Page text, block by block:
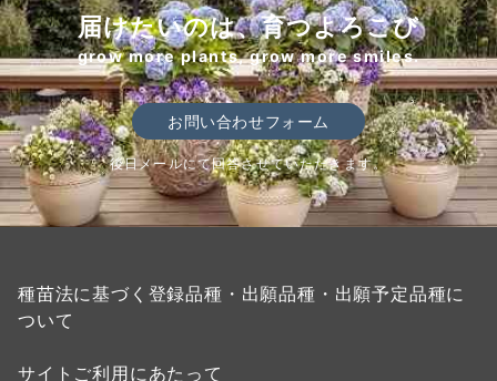
届けたいのは、育つよろこび
grow more plants, grow more smiles.
お問い合わせフォーム
後日メールにて回答させていただきます。
種苗法に基づく登録品種・出願品種・出願予定品種に
ついて
サイトご利用にあたって